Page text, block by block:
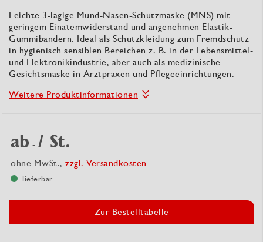
Leichte 3-lagige Mund-Nasen-Schutzmaske (MNS) mit
geringem Einatemwiderstand und angenehmen Elastik-
Gummibändern. Ideal als Schutzkleidung zum Fremdschutz
in hygienisch sensiblen Bereichen z. B. in der Lebensmittel-
und Elektronikindustrie, aber auch als medizinische
Gesichtsmaske in Arztpraxen und Pflegeeinrichtungen.
Weitere Produktinformationen
ab - / St.
ohne MwSt., zzgl. Versandkosten
lieferbar
Zur Bestelltabelle